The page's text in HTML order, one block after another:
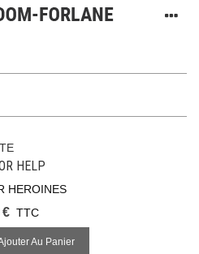
HELP
HEROINES
€ TTC
Au Panier